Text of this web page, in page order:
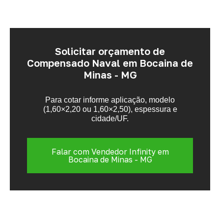
Solicitar orçamento de
Compensado Naval em Bocaina de
Minas - MG
Para cotar informe aplicação, modelo
(1,60×2,20 ou 1,60×2,50), espessura e
cidade/UF.
Falar com Vendedor Infinity em
Bocaina de Minas - MG